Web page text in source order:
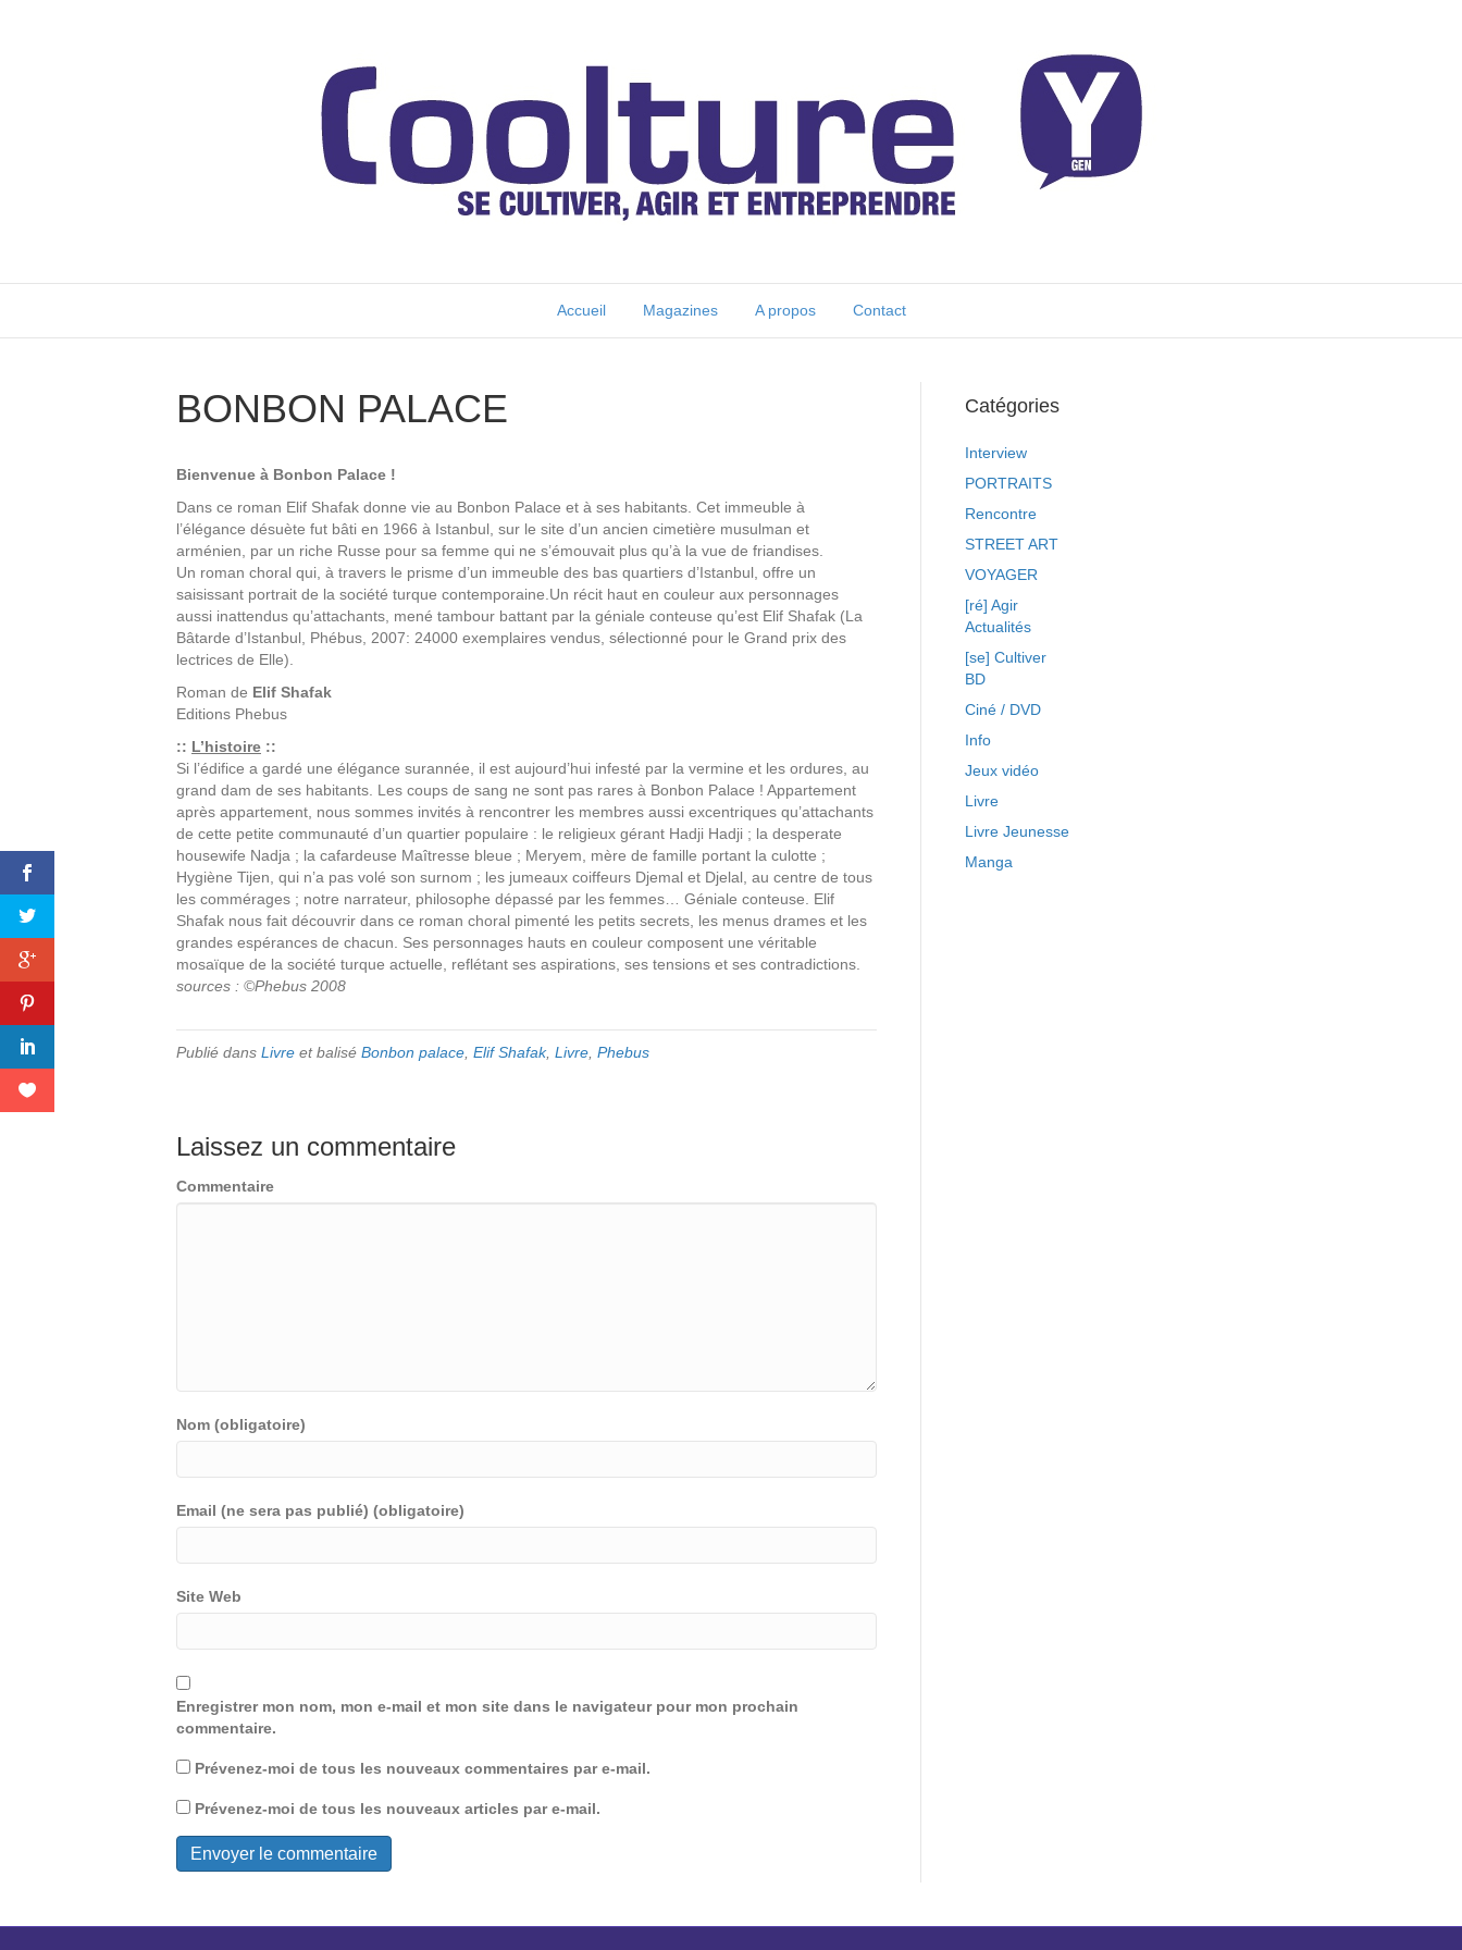
Accueil Magazines A propos Contact
BONBON PALACE
Bienvenue à Bonbon Palace !
Dans ce roman Elif Shafak donne vie au Bonbon Palace et à ses habitants. Cet immeuble à
l’élégance désuète fut bâti en 1966 à Istanbul, sur le site d’un ancien cimetière musulman et
arménien, par un riche Russe pour sa femme qui ne s’émouvait plus qu’à la vue de friandises.
Un roman choral qui, à travers le prisme d’un immeuble des bas quartiers d’Istanbul, offre un
saisissant portrait de la société turque contemporaine.Un récit haut en couleur aux personnages
aussi inattendus qu’attachants, mené tambour battant par la géniale conteuse qu’est Elif Shafak (La
Bâtarde d’Istanbul, Phébus, 2007: 24000 exemplaires vendus, sélectionné pour le Grand prix des
lectrices de Elle).
Roman de Elif Shafak
Editions Phebus
:: L’histoire ::
Si l’édifice a gardé une élégance surannée, il est aujourd’hui infesté par la vermine et les ordures, au
grand dam de ses habitants. Les coups de sang ne sont pas rares à Bonbon Palace ! Appartement
après appartement, nous sommes invités à rencontrer les membres aussi excentriques qu’attachants
de cette petite communauté d’un quartier populaire : le religieux gérant Hadji Hadji ; la desperate
housewife Nadja ; la cafardeuse Maîtresse bleue ; Meryem, mère de famille portant la culotte ;
Hygiène Tijen, qui n’a pas volé son surnom ; les jumeaux coiffeurs Djemal et Djelal, au centre de tous
les commérages ; notre narrateur, philosophe dépassé par les femmes… Géniale conteuse. Elif
Shafak nous fait découvrir dans ce roman choral pimenté les petits secrets, les menus drames et les
grandes espérances de chacun. Ses personnages hauts en couleur composent une véritable
mosaïque de la société turque actuelle, reflétant ses aspirations, ses tensions et ses contradictions.
sources : ©Phebus 2008
Publié dans Livre et balisé Bonbon palace Elif Shafak, Livre Phebus
Laissez un commentaire
Commentaire
Nom (obligatoire)
Email (ne sera pas publié) (obligatoire)
Site Web
Enregistrer mon nom, mon e-mail et mon site dans le navigateur pour mon prochain
commentaire.
Prévenez-moi de tous les nouveaux commentaires par e-mail.
Prévenez-moi de tous les nouveaux articles par e-mail.
Catégories
Interview
PORTRAITS
Rencontre
STREET ART
VOYAGER
[ré] Agir
Actualités
[se] Cultiver
BD
Ciné / DVD
Info
Jeux vidéo
Livre
Livre Jeunesse
Manga